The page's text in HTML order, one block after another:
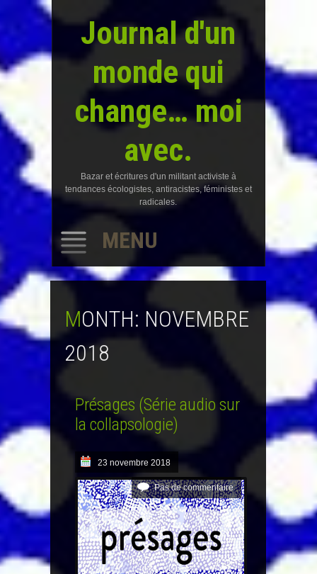
Journal d'un
monde qui
change… moi
avec.
Bazar et écritures d'un militant activiste à
tendances écologistes, antiracistes, féministes et
radicales.
MENU
SKIP
MONTH: NOVEMBRE
2018
Présages (Série audio sur
la collapsologie)
23 novembre 2018
Pas de commentaire